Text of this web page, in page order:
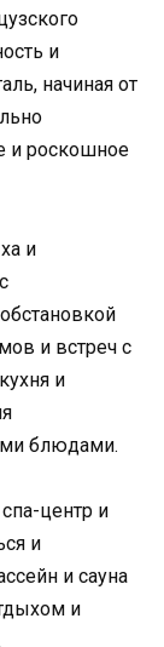
и
начиная от
и роскошное
и
и встреч с
и
блюдами.
центр и
и
и сауна
и